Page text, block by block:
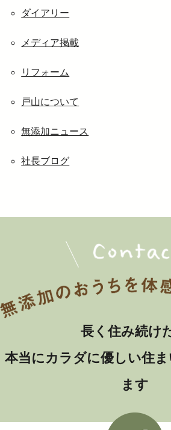
ダイアリー
メディア掲載
リフォーム
戸山について
無添加ニュース
社長ブログ
長く住み続け
本当にカラダに優しい住
ます